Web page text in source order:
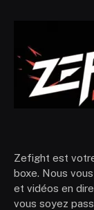
Zefight est
boxe. Nous
et vidéos en
vous soyez